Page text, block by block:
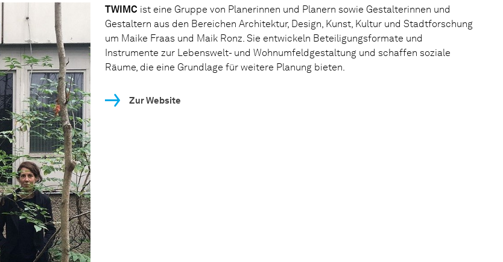
TWIMC ist eine Gruppe von Planerinnen und Planern sowie Gestalterinnen und
Gestaltern aus den Bereichen Architektur, Design, Kunst, Kultur und Stadtforschung
um Maike Fraas und Maik Ronz. Sie entwickeln Beteiligungsformate und
Instrumente zur Lebenswelt- und Wohnumfeldgestaltung und schaffen soziale
Räume, die eine Grundlage für weitere Planung bieten.
Zur Website